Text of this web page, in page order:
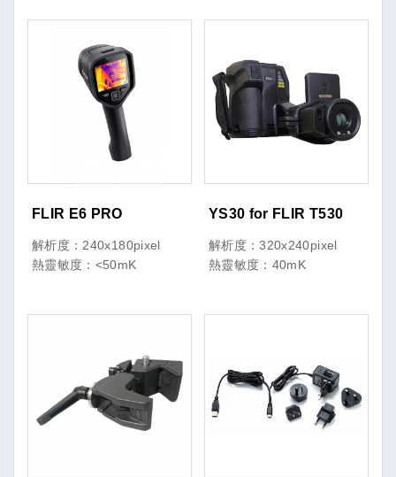
FLIR E6 PRO
解析度：240x180pixel
熱靈敏度：<50mK
YS30 for FLIR T530
解析度：320x240pixel
熱靈敏度：40mK